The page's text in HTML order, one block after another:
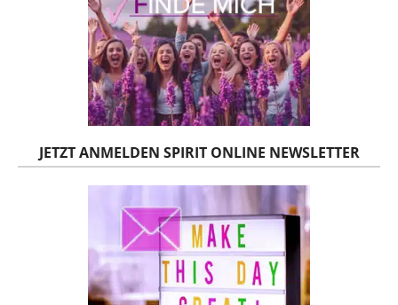
JETZT ANMELDEN SPIRIT ONLINE NEWSLETTER